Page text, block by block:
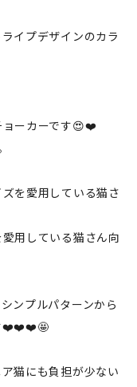
イプデザインのカラ
ョーカーです😍❤️
を愛用している猫さ
用している猫さん向
ンプルパターンから
す❤️❤️❤️🤩
猫にも負担が少ない